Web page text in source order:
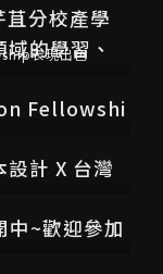
表現出色
分校產學
的學習、
Fellowshi
計 X 台灣
~歡迎參加